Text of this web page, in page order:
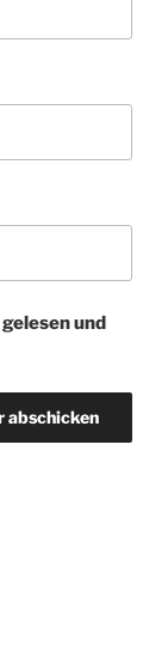
gelesen und